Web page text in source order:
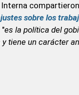
sobre los
es la política del
tiene un carácter